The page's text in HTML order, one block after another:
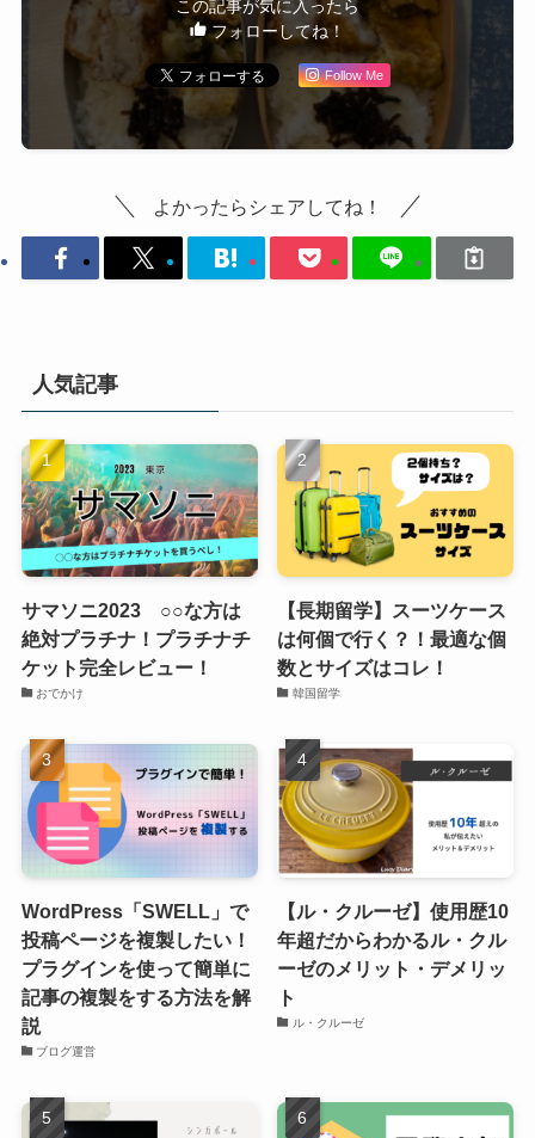
この記事が気に入ったら
フォローしてね！
Follow Me
よかったらシェアしてね！
人気記事
サマソニ2023 ○○な方は
絶対プラチナ！プラチナチ
ケット完全レビュー！
おでかけ
【長期留学】スーツケース
は何個で行く？！最適な個
数とサイズはコレ！
韓国留学
WordPress「SWELL」で
投稿ページを複製したい！
プラグインを使って簡単に
記事の複製をする方法を解
説
ブログ運営
【ル・クルーゼ】使用歴10
年超だからわかるル・クル
ーゼのメリット・デメリッ
ト
ル・クルーゼ